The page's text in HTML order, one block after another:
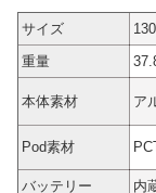
サイズ
重量
本体素材 ア
Pod素材
バッテリー
内